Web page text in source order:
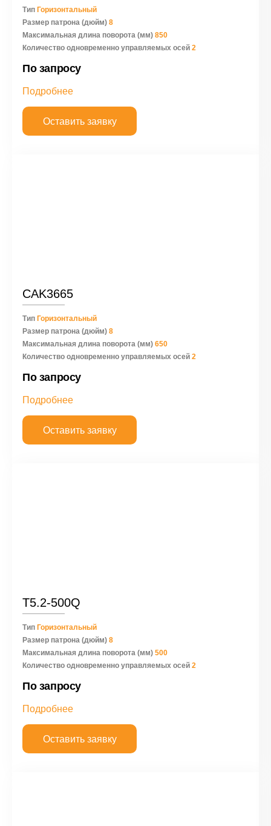
Тип Горизонтальный
Размер патрона (дюйм) 8
Максимальная длина поворота (мм) 850
Количество одновременно управляемых осей 2
По запросу
Подробнее
Оставить заявку
CAK3665
Тип Горизонтальный
Размер патрона (дюйм) 8
Максимальная длина поворота (мм) 650
Количество одновременно управляемых осей 2
По запросу
Подробнее
Оставить заявку
Т5.2-500Q
Тип Горизонтальный
Размер патрона (дюйм) 8
Максимальная длина поворота (мм) 500
Количество одновременно управляемых осей 2
По запросу
Подробнее
Оставить заявку